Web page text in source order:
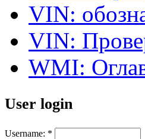
VIN:
VIN:
WMI:
User login
Username: *